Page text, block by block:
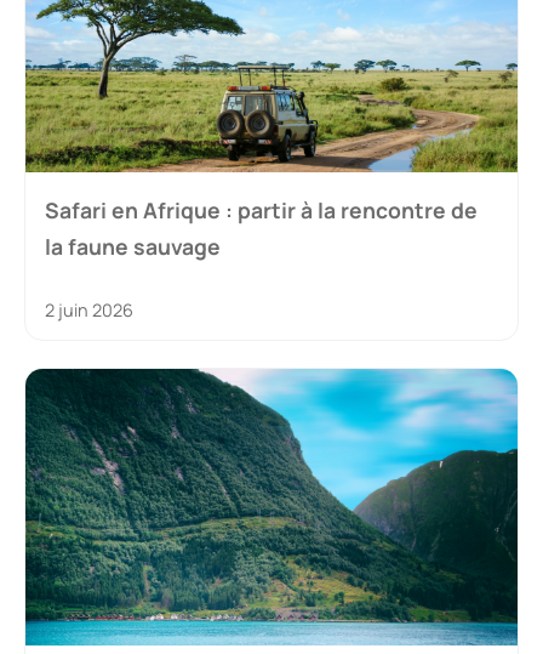
Safari en Afrique : partir à la rencontre de
la faune sauvage
2 juin 2026